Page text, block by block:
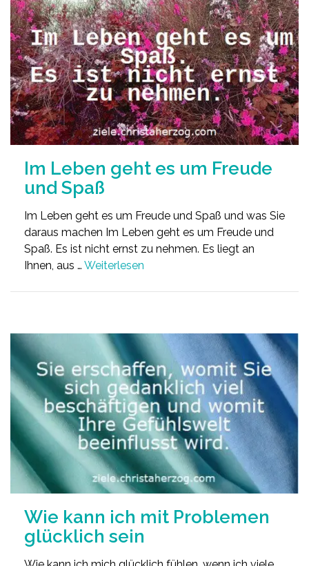
Im Leben geht es um Freude
und Spaß
Im Leben geht es um Freude und Spaß und was Sie
daraus machen Im Leben geht es um Freude und
Spaß. Es ist nicht ernst zu nehmen. Es liegt an
Ihnen, aus … Weiterlesen
Wie kann ich mit Problemen
glücklich sein